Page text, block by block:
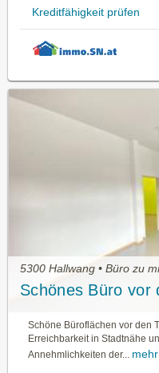
Kreditfähigkeit prüfen
5300 Hallwang • Büro zu
Schönes Büro vor
Schöne Büroflächen vor den
Erreichbarkeit in Stadtnähe
Annehmlichkeiten der...